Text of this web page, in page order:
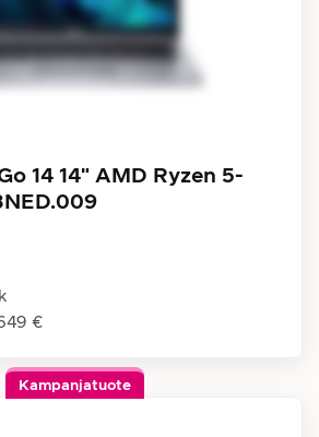
14 14" AMD Ryzen 5-
€
Kampanjatuote